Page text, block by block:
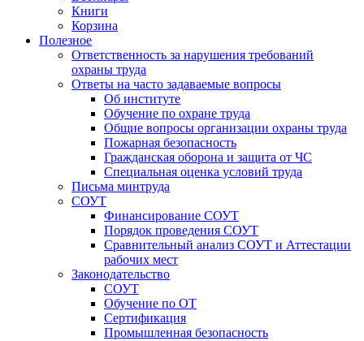
Книги
Корзина
Полезное
Ответственность за нарушения требований
охраны труда
Ответы на часто задаваемые вопросы
Об институте
Обучение по охране труда
Общие вопросы организации охраны труда
Пожарная безопасность
Гражданская оборона и защита от ЧС
Специальная оценка условий труда
Письма минтруда
СОУТ
Финансирование СОУТ
Порядок проведения СОУТ
Сравнительный анализ СОУТ и Аттестации
рабочих мест
Законодательство
СОУТ
Обучение по ОТ
Сертификация
Промышленная безопасность